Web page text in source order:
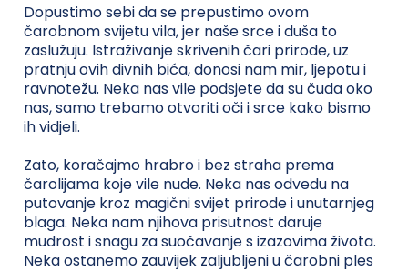
Dopustimo sebi da se prepustimo ovom
čarobnom svijetu vila, jer naše srce i duša to
zaslužuju. Istraživanje skrivenih čari prirode, uz
pratnju ovih divnih bića, donosi nam mir, ljepotu i
ravnotežu. Neka nas vile podsjete da su čuda oko
nas, samo trebamo otvoriti oči i srce kako bismo
ih vidjeli.
Zato, koračajmo hrabro i bez straha prema
čarolijama koje vile nude. Neka nas odvedu na
putovanje kroz magični svijet prirode i unutarnjeg
blaga. Neka nam njihova prisutnost daruje
mudrost i snagu za suočavanje s izazovima života.
Neka ostanemo zauvijek zaljubljeni u čarobni ples